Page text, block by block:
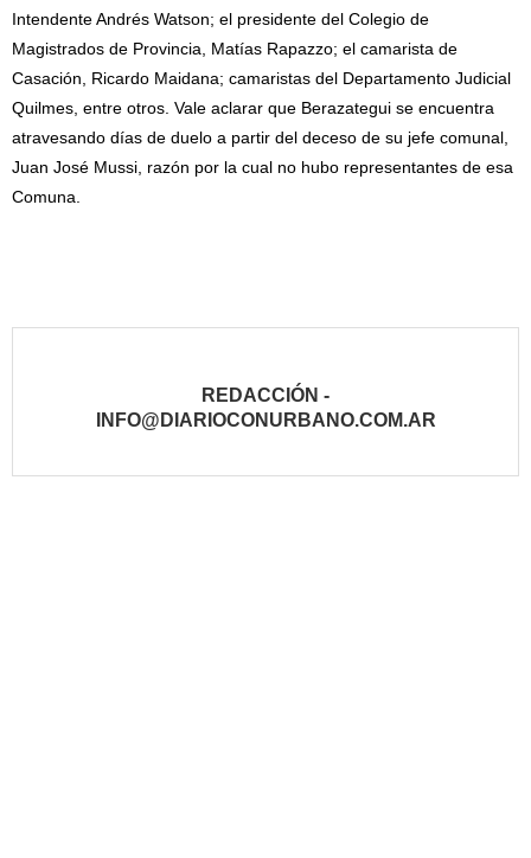
Intendente Andrés Watson; el presidente del Colegio de
Magistrados de Provincia, Matías Rapazzo; el camarista de
Casación, Ricardo Maidana; camaristas del Departamento Judicial
Quilmes, entre otros. Vale aclarar que Berazategui se encuentra
atravesando días de duelo a partir del deceso de su jefe comunal,
Juan José Mussi, razón por la cual no hubo representantes de esa
Comuna.
REDACCIÓN -
INFO@DIARIOCONURBANO.COM.AR